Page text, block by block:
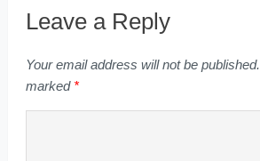
Leave a Reply
Your email address will not be published.
marked *